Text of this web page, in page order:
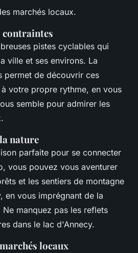
marchés locaux.
contraintes
pistes cyclables qui
ville et ses environs. La
permet de découvrir ces
votre propre rythme, en vous
semble pour admirer les
nature
parfaite pour se connecter
vous pouvez vous aventurer
et les sentiers de montagne
en vous imprégnant de la
manquez pas les reflets
dans le lac d'Annecy.
locaux